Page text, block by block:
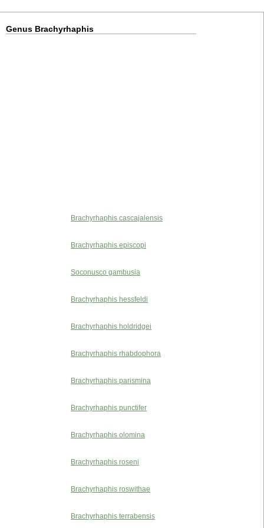
Genus Brachyrhaphis
Brachyrhaphis cascajalensis
Brachyrhaphis episcopi
Soconusco gambusia
Brachyrhaphis hessfeldi
Brachyrhaphis holdridgei
Brachyrhaphis rhabdophora
Brachyrhaphis parismina
Brachyrhaphis punctifer
Brachyrhaphis olomina
Brachyrhaphis roseni
Brachyrhaphis roswithae
Brachyrhaphis terrabensis